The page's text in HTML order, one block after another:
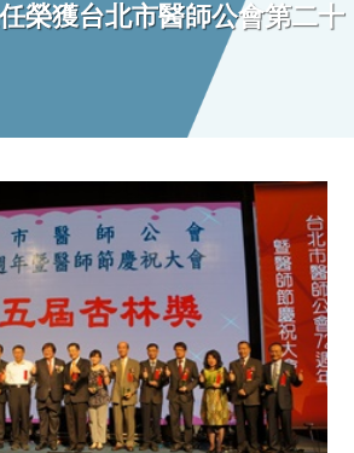
榮獲台北市醫師公會第二十